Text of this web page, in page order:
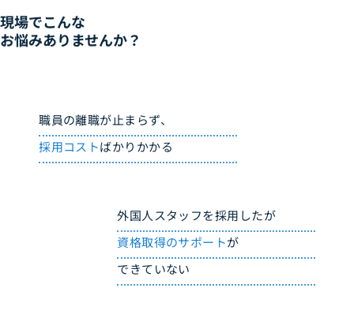
現場でこんな
お悩みありませんか？
職員の離職が止まらず、
採用コストばかりかかる
外国人スタッフを採用したが
資格取得のサポートが
できていない